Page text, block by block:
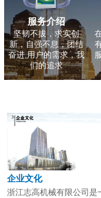
服务介绍
坚韧不拔，求实创
新，自强不息，团结
奋进,用户的需求，我
们的追求
企业文化
浙江志高机械有限公司是